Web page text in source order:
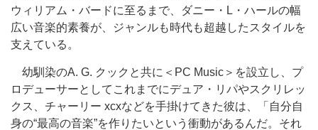
ウィリアム・バードに至るまで、ダニー・L・ハールの幅
広い音楽的素養が、ジャンルも時代も超越したスタイルを
支えている。
幼馴染のA. G. クックと共に＜PC Music＞を設立し、プ
ロデューサーとしてこれまでにデュア・リパやスクリレッ
クス、チャーリー xcxなどを手掛けてきた彼は、「自分自
身の“最高の音楽”を作りたいという衝動があるんだ。それ